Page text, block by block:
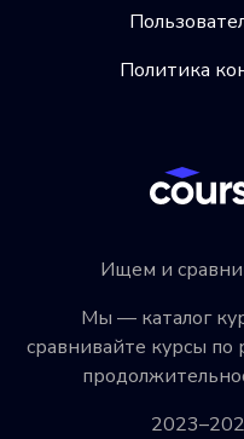
Ищем и
Мы — каталог
сравнивайте курсы
Политика